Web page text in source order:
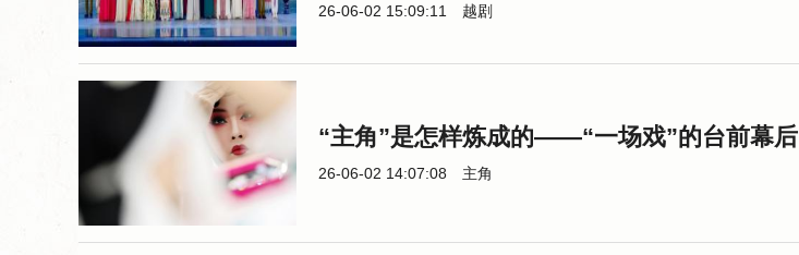
26-06-02 15:09:11 越剧
“主角”是怎样炼成的——“一场戏”的台前幕后
26-06-02 14:07:08 主角